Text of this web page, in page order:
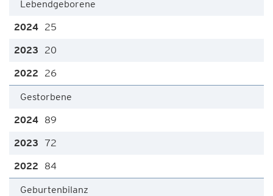
Lebendgeborene
25
20
26
Gestorbene
89
72
84
Geburtenbilanz